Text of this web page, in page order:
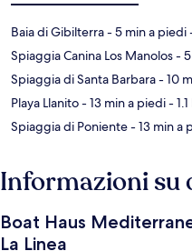
Baia di Gibilterra- 5 min a piedi
Spiaggia Canina Los Manolos-
Spiaggia di Santa Barbara- 10
Playa Llanito- 13 min a piedi-
Spiaggia di Poniente- 13 min a
Informazioni su
Boat Haus
La Linea